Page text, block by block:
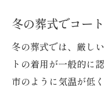
葬式でダ
喪服の下
喪服の上に羽
冬の葬式
冬の葬式でコー
冬の葬式では、厳し
トの着用が一般的に
市のように気温が低